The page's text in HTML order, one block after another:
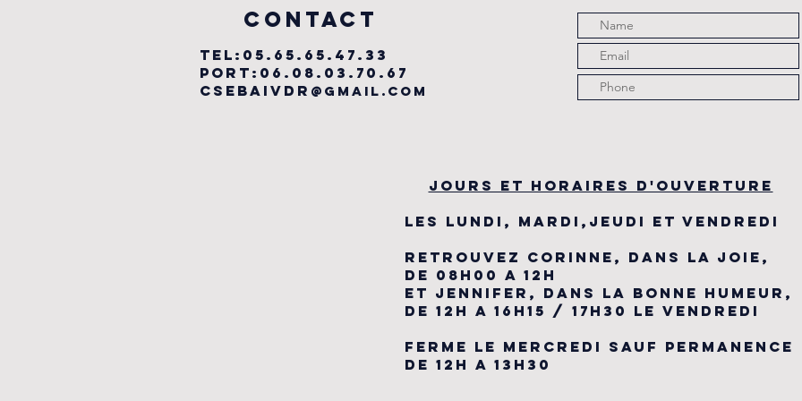
COntact
TEL:05.65.65.47.33
PORT:06.08.03.70.67
csebaivdr @gmail.com
JOURS ET HORAIRES D'OUVERTURE
LES LUNDI, MARDI,JEUDI ET VENDREDI
RETROUVEZ CORINNE, DANS LA JOIE,
DE 08H00 A 12H
ET JENNIFER, DANS LA BONNE HUMEUR,
DE 12H A 16H15 / 17H30 LE VENDREDI
FERME LE MERCREDI SAUF PERMANENCE
DE 12H A 13H30